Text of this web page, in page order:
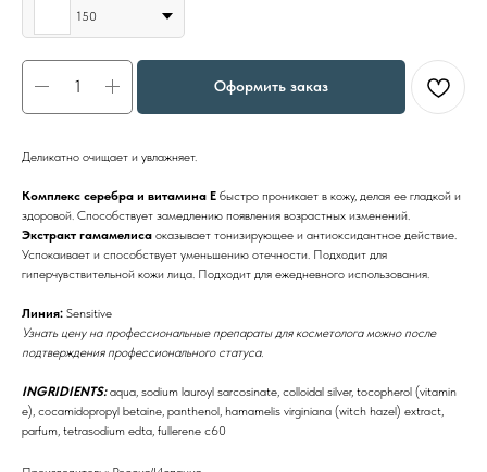
150
Оформить заказ
Деликатно очищает и увлажняет.
Комплекс серебра и витамина Е быстро проникает в кожу, делая ее гладкой и
здоровой. Способствует замедлению появления возрастных изменений.
Экстракт гамамелиса оказывает тонизирующее и антиоксидантное действие.
Успокаивает и способствует уменьшению отечности. Подходит для
гиперчувствительной кожи лица. Подходит для ежедневного использования.
Линия: Sensitive
Узнать цену на профессиональные препараты для косметолога можно после
подтверждения профессионального статуса.
INGRIDIENTS:aqua, sodium lauroyl sarcosinate, colloidal silver, tocopherol (vitamin
e), cocamidopropyl betaine, panthenol, hamamelis virginiana (witch hazel) extract,
parfum, tetrasodium edta, fullerene c60